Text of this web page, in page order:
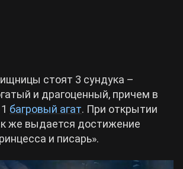
стоят 3 сундука –
и драгоценный, причем в
багровый агат. При открытии
же выдается достижение
и писарь».